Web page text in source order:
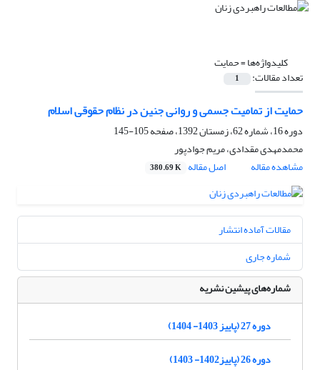
کلیدواژه‌ها =حمایت
تعداد مقالات: 1
حمایت از تمامیت جسمی و روانی جنین در نظام حقوقی اسلام
دوره 16، شماره 62، زمستان 1392، صفحه
105-145
محمدمهدی مقدادی، مریم جوادپور
مشاهده مقاله
اصل مقاله 380.69 K
مقالات آماده انتشار
شماره جاری
شماره‌های پیشین نشریه
دوره 27 (پاییز 1403- 1404)
دوره 26 (پاییز1402- 1403)